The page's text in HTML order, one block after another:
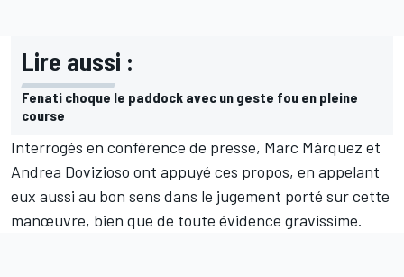
Lire aussi :
Fenati choque le paddock avec un geste fou en pleine
course
Interrogés en conférence de presse, Marc Márquez et
Andrea Dovizioso ont appuyé ces propos, en appelant
eux aussi au bon sens dans le jugement porté sur cette
manœuvre, bien que de toute évidence gravissime.